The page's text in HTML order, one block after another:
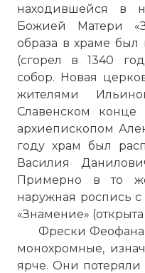
находившейся в
Божией Матери
образа в храме был
(сгорел в 1340
собор. Новая
жителями
Славенском
архиепископом
году храм был
Василия
Примерно в то
наружная роспись
«Знамение» (открыта
Фрески Феофана
монохромные,
ярче. Они потеряли